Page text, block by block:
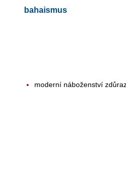
bahaismus
moderní náboženství